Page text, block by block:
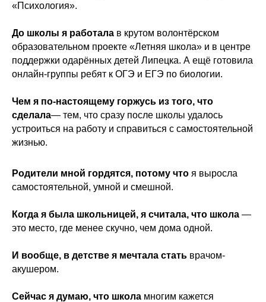
«Психология».
До школы я работала в крутом волонтёрском
образовательном проекте «Летняя школа» и в центре
поддержки одарённых детей Липецка. А ещё готовила
онлайн-группы ребят к ОГЭ и ЕГЭ по биологии.
Чем я по-настоящему горжусь из того, что
сделала— тем, что сразу после школы удалось
устроиться на работу и справиться с самостоятельной
жизнью.
Родители мной гордятся, потому что я выросла
самостоятельной, умной и смешной.
Когда я была школьницей, я считала, что школа —
это место, где менее скучно, чем дома одной.
И вообще, в детстве я мечтала стать врачом-
акушером.
Сейчас я думаю, что школа многим кажется